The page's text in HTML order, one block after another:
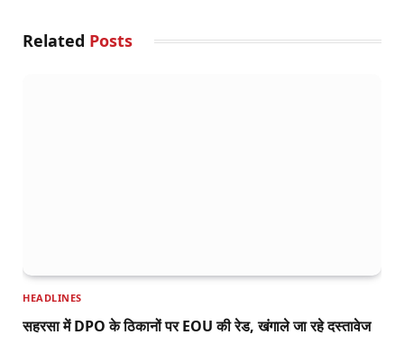
Related Posts
HEADLINES
सहरसा में DPO के ठिकानों पर EOU की रेड, खंगाले जा रहे दस्तावेज